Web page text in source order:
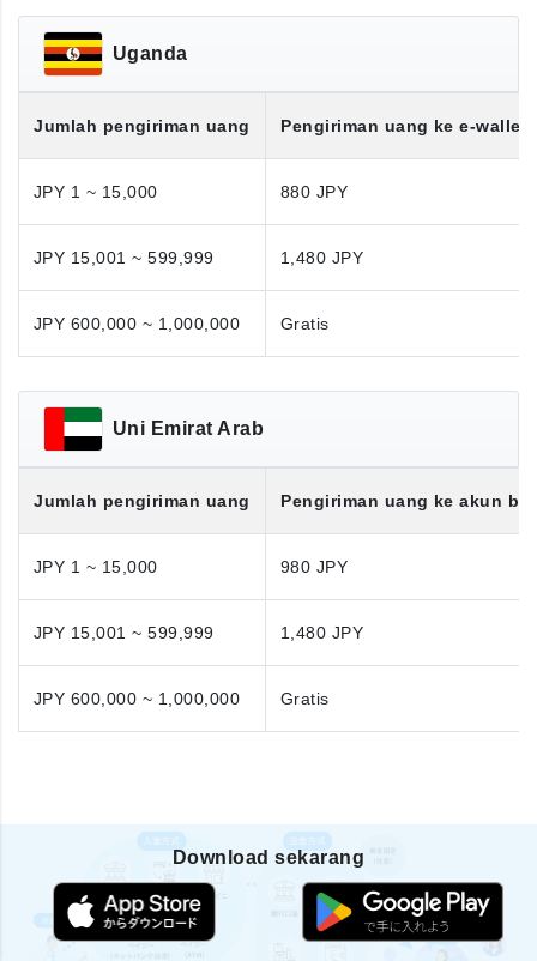
Uganda
Jumlah pengiriman uang Pengiriman uang ke e-wallet
JPY 1 ~ 15,000 880 JPY
JPY 15,001 ~ 599,999 1,480 JPY
JPY 600,000 ~ 1,000,000 Gratis
Uni Emirat Arab
Jumlah pengiriman uang Pengiriman uang ke akun
JPY 1 ~ 15,000 980 JPY
JPY 15,001 ~ 599,999 1,480 JPY
JPY 600,000 ~ 1,000,000 Gratis
Download sekarang